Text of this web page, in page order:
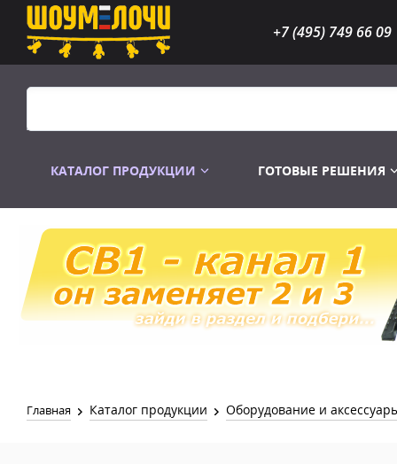
+7 (495) 749 66 09
КАТАЛОГ ПРОДУКЦИИ
Распродажа Лампы
ГОТОВЫЕ РЕШЕНИЯ
Главная Каталог продукции Оборудование и